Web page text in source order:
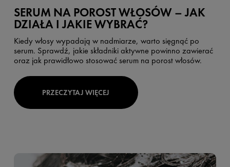
SERUM NA POROST WŁOSÓW – JAK
DZIAŁA I JAKIE WYBRAĆ?
Kiedy włosy wypadają w nadmiarze, warto sięgnąć po
serum. Sprawdź, jakie składniki aktywne powinno zawierać
oraz jak prawidłowo stosować serum na porost włosów.
PRZECZYTAJ WIĘCEJ